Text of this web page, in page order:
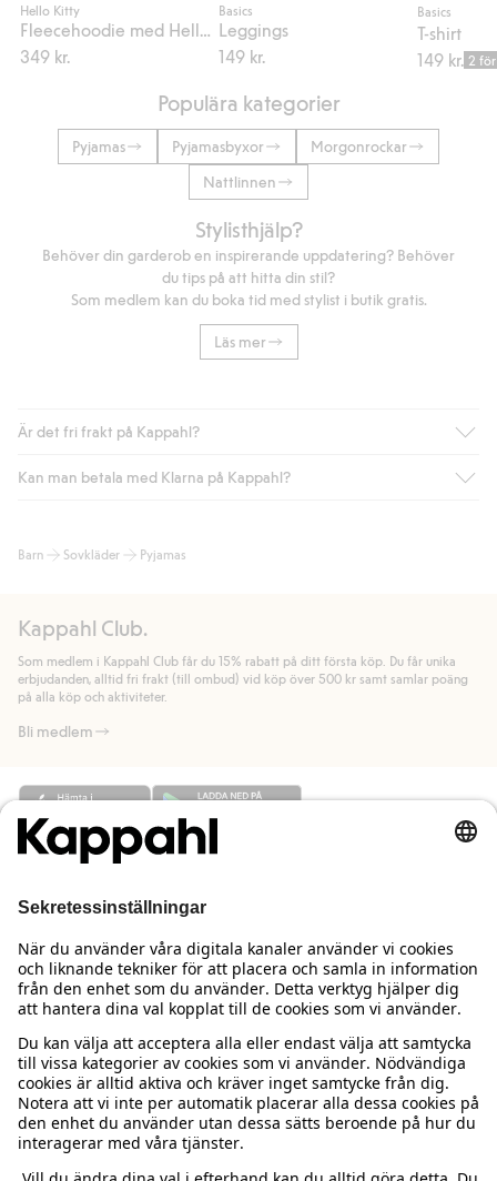
Hello Kitty
349 kr.
Basics
Leggings
149 kr.
Basics
T-shirt
149 kr. 2
Populära kategorier
Pyjamas Pyjamasbyxor
Morgonrockar
Nattlinnen
Stylisthjälp?
Behöver din garderob en inspirerande uppdatering? Behöver
du tips på att hitta din stil?
Som medlem kan du boka tid med stylist i butik gratis.
Läs mer
Är det fri frakt på Kappahl?
Är du medlem i Kappahl Club har du alltid gratis frakt till butik
automatik efter du loggat in och identifierats som medlem.
handlar för.
Läs mer
Kan man betala med Klarna på Kappahl?
bland annat faktura och swish men även andra betalningssätt.
allmänna villkor.
Läs mer
Barn Sovkläder Pyjamas
Kappahl Club.
Som medlem i Kappahl Club får du 15% rabatt på ditt första köp. Du får unika
erbjudanden, alltid fri frakt (till ombud) vid köp över 500 kr samt samlar poäng
på alla köp och aktiviteter.
Bli medlem
Behöver du hjälp?
Kundservice
Vanliga frågor
Beställning & retur
Kontakta oss
Kappahl Club
Logga in
Kappahl Club
Medlemsvillkor
Om oss
Om Kappahl Group
Villkor & policy
Köpvillkor Sverige
Mer från oss